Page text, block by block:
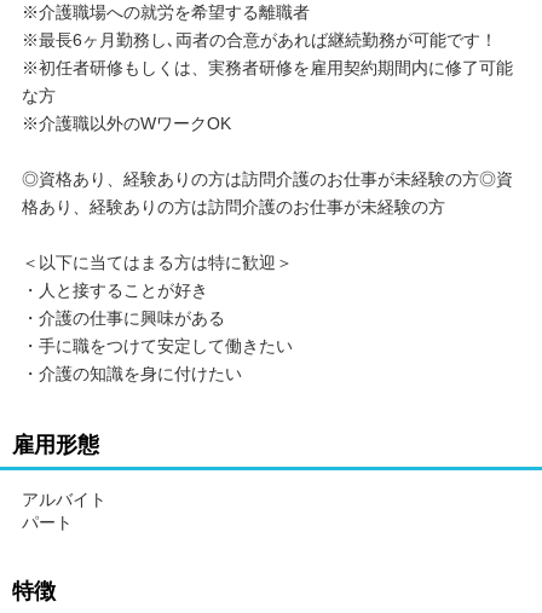
※介護職場への就労を希望する離職者
※最長6ヶ月勤務し､両者の合意があれば継続勤務が可能です！
※初任者研修もしくは、実務者研修を雇用契約期間内に修了可能
な方
※介護職以外のWワークOK
◎資格あり、経験ありの方は訪問介護のお仕事が未経験の方◎資
格あり、経験ありの方は訪問介護のお仕事が未経験の方
＜以下に当てはまる方は特に歓迎＞
・人と接することが好き
・介護の仕事に興味がある
・手に職をつけて安定して働きたい
・介護の知識を身に付けたい
雇用形態
アルバイト
パート
特徴